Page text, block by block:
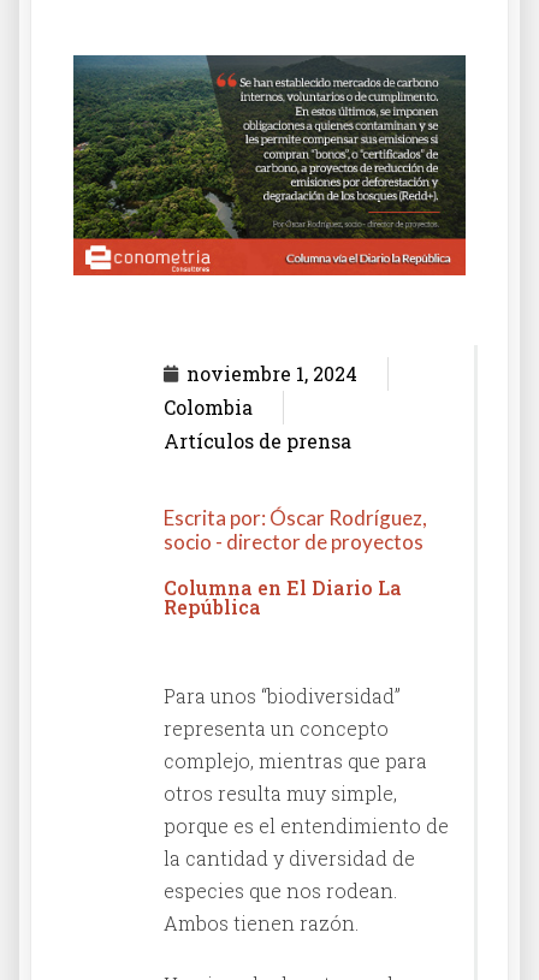
noviembre 1, 2024
Colombia
Artículos de prensa
Escrita por: Óscar Rodríguez,
socio - director de proyectos
Columna en El Diario La
República
Para unos “biodiversidad”
representa un concepto
complejo, mientras que para
otros resulta muy simple,
porque es el entendimiento de
la cantidad y diversidad de
especies que nos rodean.
Ambos tienen razón.